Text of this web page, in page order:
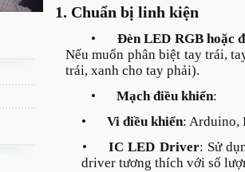
1. Chuẩn bị linh kiện
• Đèn LED RGB hoặc
Nếu muốn phân biệt tay trái,
trái, xanh cho tay phải).
•
Mạch điều khiển:
•
Vi điều khiển: Arduino,
•
IC LED Driver: Sử
driver tương thích với số